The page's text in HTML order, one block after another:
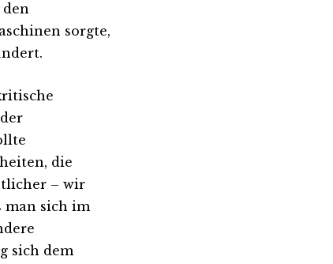
sorgte,
die
– wir
man sich im
sich dem